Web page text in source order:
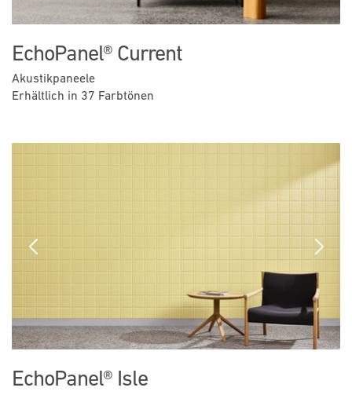
EchoPanel® Current
Akustikpaneele
Erhältlich in 37 Farbtönen
Previous Next
EchoPanel® Isle